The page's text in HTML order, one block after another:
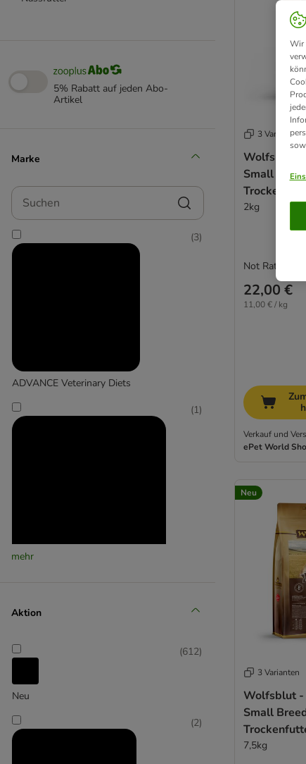
5% Rabatt auf jeden Abo-
Artikel
Marke
Suchen
ADVANCE Veterinary Diets
(3)
(1)
Alpha Spirit
11)
mehr
Aktion
Neu
(612)
(2)
3 Varianten
Wolfsblut -
Small
Trockenfutter
2kg
22,00 €
11,00 € / kg
Not Rated
Verkauf und
ePet World
Neu
3 Varianten
Wolfsblut
Small
7,5kg
Wir